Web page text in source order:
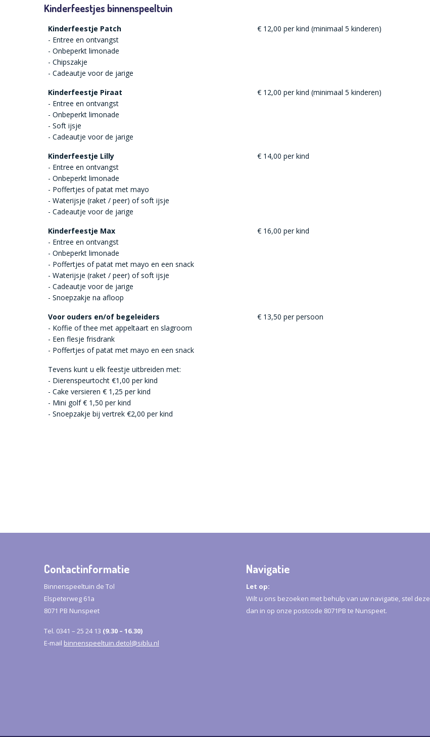
Kinderfeestjes binnenspeeltuin
Kinderfeestje Patch
- Entree en ontvangst
- Onbeperkt limonade
- Chipszakje
- Cadeautje voor de jarige
€ 12,00 per kind (minimaal 5 kinderen)
Kinderfeestje Piraat
- Entree en ontvangst
- Onbeperkt limonade
- Soft ijsje
- Cadeautje voor de jarige
€ 12,00 per kind (minimaal 5 kinderen)
Kinderfeestje Lilly
- Entree en ontvangst
- Onbeperkt limonade
- Poffertjes of patat met mayo
- Waterijsje (raket / peer) of soft ijsje
- Cadeautje voor de jarige
€ 14,00 per kind
Kinderfeestje Max
- Entree en ontvangst
- Onbeperkt limonade
- Poffertjes of patat met mayo en een snack
- Waterijsje (raket / peer) of soft ijsje
- Cadeautje voor de jarige
- Snoepzakje na afloop
€ 16,00 per kind
Voor ouders en/of begeleiders
- Koffie of thee met appeltaart en slagroom
- Een flesje frisdrank
- Poffertjes of patat met mayo en een snack
€ 13,50 per persoon
Tevens kunt u elk feestje uitbreiden met:
- Dierenspeurtocht €1,00 per kind
- Cake versieren € 1,25 per kind
- Mini golf € 1,50 per kind
- Snoepzakje bij vertrek €2,00 per kind
Contactinformatie
Binnenspeeltuin de Tol
Elspeterweg 61a
8071 PB Nunspeet
Tel. 0341 – 25 24 13 (9.30 – 16.30)
E-mail binnenspeeltuin.detol@siblu.nl
Navigatie
Let op:
Wilt u ons bezoeken met behulp van uw navigatie, stel deze
dan in op onze postcode 8071PB te Nunspeet.